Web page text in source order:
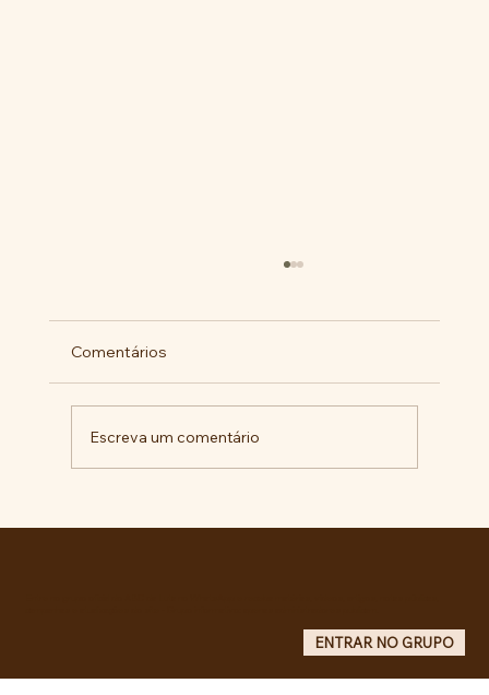
Comentários
Escreva um comentário
ENTRAR NO GRUPO